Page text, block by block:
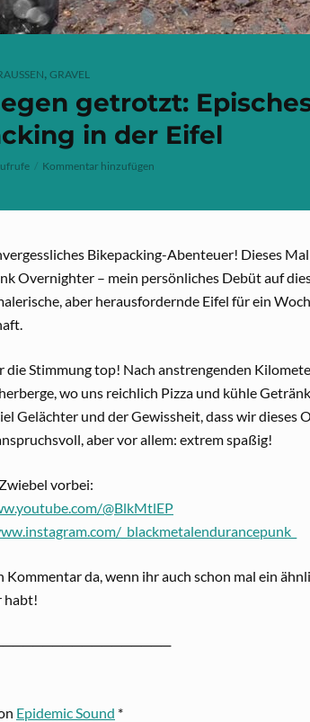
, GRAVEL
getrotzt:
in der Eifel
Kommentar hinzufügen
Bikepacking-Abenteuer! Dieses
Overnighter – mein persönliches Debüt auf
aber herausfordernde Eifel für ein
die Stimmung top! Nach anstrengenden
wo uns reichlich Pizza und kühle
Gelächter und der Gewissheit, dass wir
aber vor allem: extrem spaßig!
vorbei:
@BlkMtlEP
_blackmetalendurancepunk_
Kommentar da, wenn ihr auch schon mal ein
habt!
Epidemic Sound *